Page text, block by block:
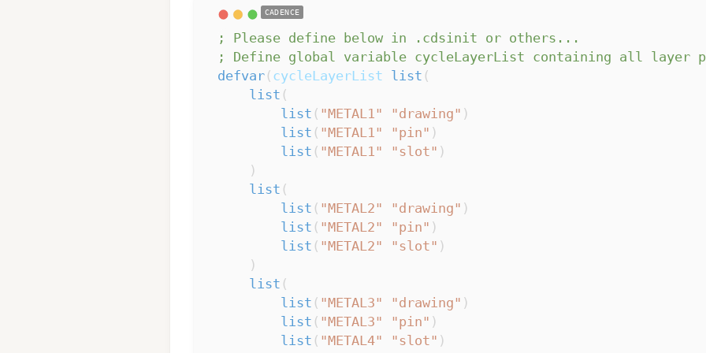
; Please define below in .cdsinit or others...
; Define global variable cycleLayerList containing all layer
defvar( cycleLayerList list (
list (
list ( "METAL1" "drawing" )
list ( "METAL1" "pin" )
list ( "METAL1" "slot" )
)
list (
list ( "METAL2" "drawing" )
list ( "METAL2" "pin" )
list ( "METAL2" "slot" )
)
list (
list ( "METAL3" "drawing" )
list ( "METAL3" "pin" )
list ( "METAL4" "slot" )